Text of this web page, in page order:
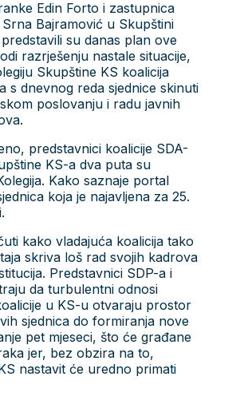
Edin Forto i zastupnica
Srna Bajramović u Skupštini
su danas plan ove
razrješenju nastale situacije,
Skupštine KS koalicija
s dnevnog reda sjednice skinuti
poslovanju i radu javnih
predstavnici koalicije SDA-
KS-a dva puta su
Kako saznaje portal
koja je najavljena za 25.
kako vladajuća koalicija tako
skriva loš rad svojih kadrova
Predstavnici SDP-a i
da turbulentni odnosi
u KS-u otvaraju prostor
sjednica do formiranja nove
pet mjeseci, što će građane
jer, bez obzira na to,
nastavit će uredno primati